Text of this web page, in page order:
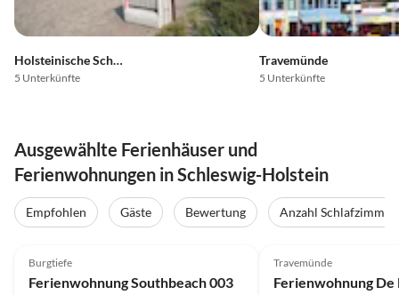
Holsteinische Schweiz
5 Unterkünfte
Travemünde
5 Unterkünfte
Ausgewählte Ferienhäuser und
Ferienwohnungen in Schleswig-Holstein
Empfohlen Gäste Bewertung Anzahl Schlafzimmer
Burgtiefe
Ferienwohnung Southbeach 003
Travemünde
Ferienwohnung De